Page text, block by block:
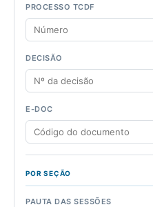
PROCESSO TCDF
DECISÃO
E-DOC
POR SEÇÃO
PAUTA DAS SESSÕES